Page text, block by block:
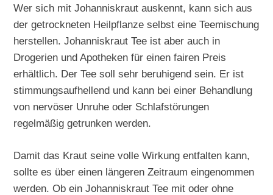
Wer sich mit Johanniskraut auskennt, kann sich aus
der getrockneten Heilpflanze selbst eine Teemischung
herstellen. Johanniskraut Tee ist aber auch in
Drogerien und Apotheken für einen fairen Preis
erhältlich. Der Tee soll sehr beruhigend sein. Er ist
stimmungsaufhellend und kann bei einer Behandlung
von nervöser Unruhe oder Schlafstörungen
regelmäßig getrunken werden.
Damit das Kraut seine volle Wirkung entfalten kann,
sollte es über einen längeren Zeitraum eingenommen
werden. Ob ein Johanniskraut Tee mit oder ohne